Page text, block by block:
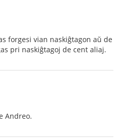
forgesi vian naskiĝtagon aŭ de
pri naskiĝtagoj de cent aliaj.
Andreo.